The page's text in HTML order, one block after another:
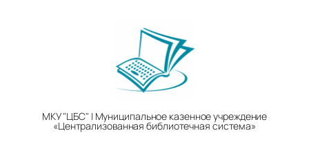
МКУ "ЦБС" | Муниципальное казенное учреждение
«Централизованная библиотечная система»